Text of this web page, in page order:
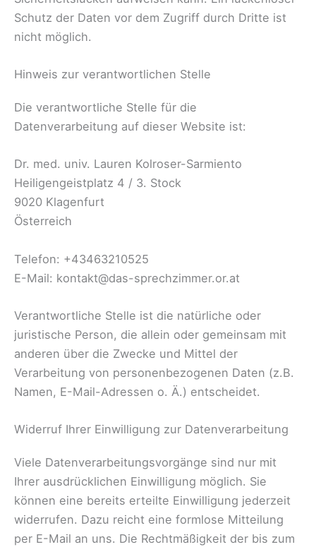
Schutz der Daten vor dem Zugriff durch Dritte ist
nicht möglich.
Hinweis zur verantwortlichen Stelle
Die verantwortliche Stelle für die
Datenverarbeitung auf dieser Website ist:
Dr. med. univ. Lauren Kolroser-Sarmiento
Heiligengeistplatz 4 / 3. Stock
9020 Klagenfurt
Österreich
Telefon: +43463210525
E-Mail: kontakt@das-sprechzimmer.or.at
Verantwortliche Stelle ist die natürliche oder
juristische Person, die allein oder gemeinsam mit
anderen über die Zwecke und Mittel der
Verarbeitung von personenbezogenen Daten (z.B.
Namen, E-Mail-Adressen o. Ä.) entscheidet.
Widerruf Ihrer Einwilligung zur Datenverarbeitung
Viele Datenverarbeitungsvorgänge sind nur mit
Ihrer ausdrücklichen Einwilligung möglich. Sie
können eine bereits erteilte Einwilligung jederzeit
widerrufen. Dazu reicht eine formlose Mitteilung
per E-Mail an uns. Die Rechtmäßigkeit der bis zum